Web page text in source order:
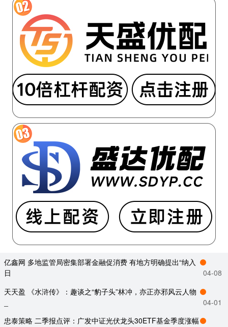
亿鑫网 多地监管局密集部署金融促消费 有地方明确提出“纳入
日
04-08
天天盈 《水浒传》：趣谈之“豹子头”林冲，亦正亦邪风云人物
04-01
忠泰策略 二季报点评：广发中证光伏龙头30ETF基金季度涨幅